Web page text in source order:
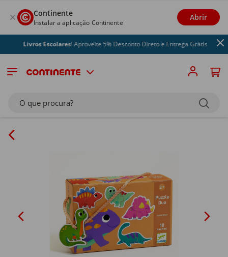
Continente
Instalar a aplicação Continente
Abrir
Livros Escolares! Aproveite 5% Desconto Direto e Entrega Grátis
O que procura?